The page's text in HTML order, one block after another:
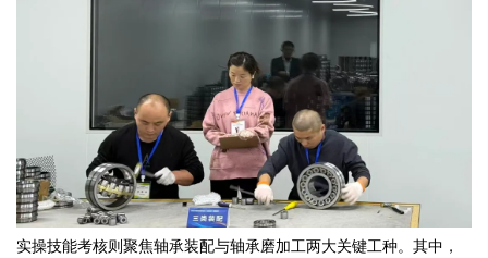
实操技能考核则聚焦轴承装配与轴承磨加工两大关键工种。其中，